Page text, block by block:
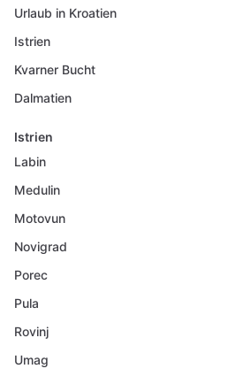
Urlaub in Kroatien
Istrien
Kvarner Bucht
Dalmatien
Istrien
Labin
Medulin
Motovun
Novigrad
Porec
Pula
Rovinj
Umag